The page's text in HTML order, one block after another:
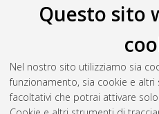
Questo sito
Nel nostro sito utilizziamo sia
funzionamento, sia cookie e
facoltativi che potrai attivare
Salva citazione
Il full-text non è disponibile per
Altri